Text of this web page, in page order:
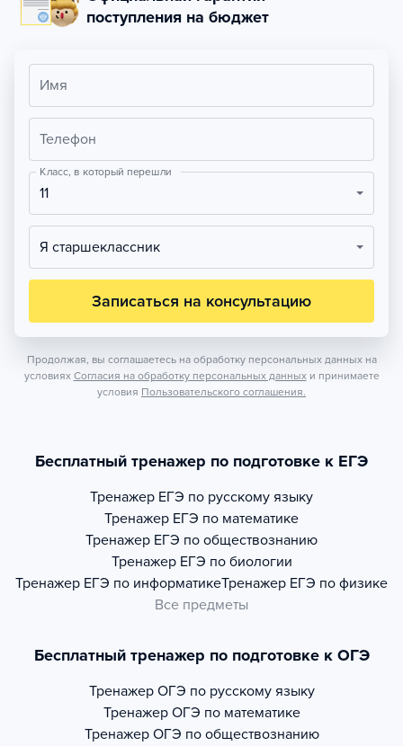
поступления на бюджет
Имя
Телефон
Класс, в который перешли
11
Я старшеклассник
Записаться на консультацию
Продолжая, вы соглашаетесь на обработку персональных данных на
условиях Согласия на обработку персональных данных и принимаете
условия Пользовательского соглашения.
Бесплатный тренажер по подготовке к ЕГЭ
Тренажер ЕГЭ по русскому языку
Тренажер ЕГЭ по математике
Тренажер ЕГЭ по обществознанию
Тренажер ЕГЭ по биологии
Тренажер ЕГЭ по информатикеТренажер ЕГЭ по физике
Все предметы
Бесплатный тренажер по подготовке к ОГЭ
Тренажер ОГЭ по русскому языку
Тренажер ОГЭ по математике
Тренажер ОГЭ по обществознанию